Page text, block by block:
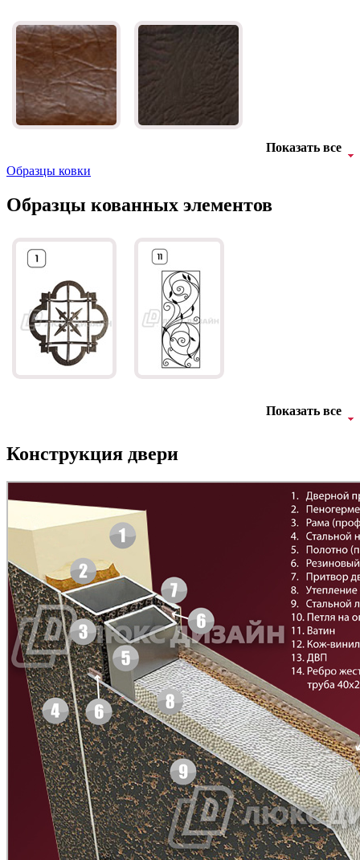
Показать все
Образцы ковки
Образцы кованных элементов
Показать все
Конструкция двери